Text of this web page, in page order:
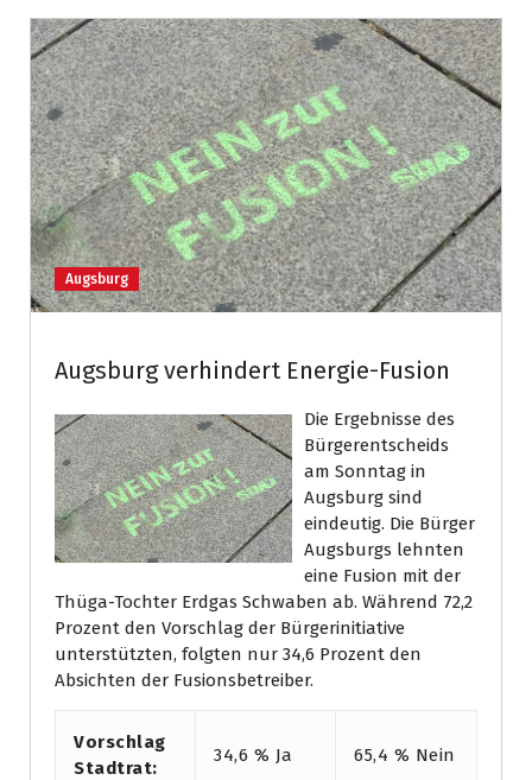
Augsburg
Augsburg verhindert Energie-Fusion
Die Ergebnisse des
Bürgerentscheids
am Sonntag in
Augsburg sind
eindeutig. Die Bürger
Augsburgs lehnten
eine Fusion mit der
Thüga-Tochter Erdgas Schwaben ab. Während 72,2
Prozent den Vorschlag der Bürgerinitiative
unterstützten, folgten nur 34,6 Prozent den
Absichten der Fusionsbetreiber.
Vorschlag
Stadtrat:
34,6 % Ja 65,4 % Nein